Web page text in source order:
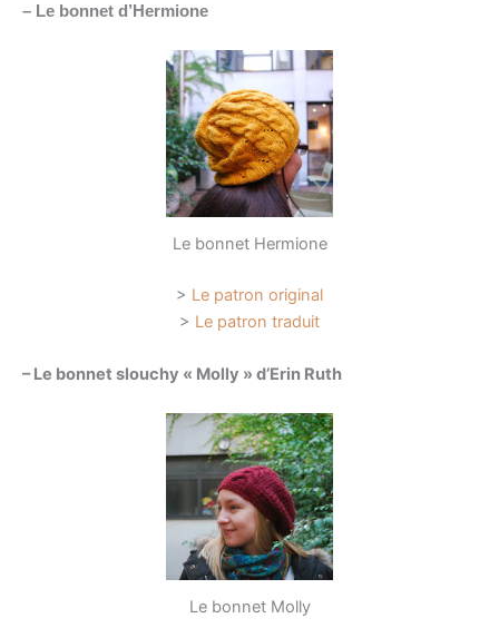
– Le bonnet d’Hermione
Le bonnet Hermione
> Le patron original
> Le patron traduit
– Le bonnet slouchy « Molly » d’Erin Ruth
Le bonnet Molly